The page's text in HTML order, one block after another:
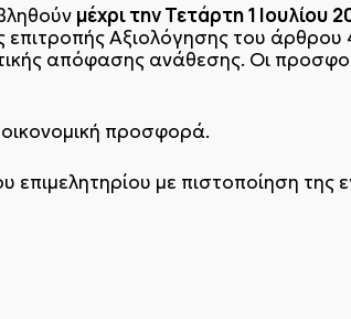
μέχρι την Τετάρτη 1 Ιουλίου
επιτροπής Αξιολόγησης του
απόφασης ανάθεσης. Οι
προσφορά.
επιμελητηρίου με πιστοποίηση